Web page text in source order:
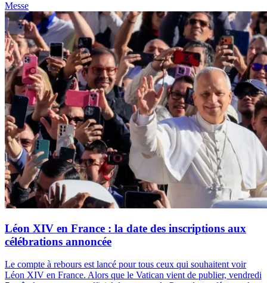
Messe
Léon XIV en France : la date des inscriptions aux
célébrations annoncée
Le compte à rebours est lancé pour tous ceux qui souhaitent voir
Léon XIV en France. Alors que le Vatican vient de publier, vendredi